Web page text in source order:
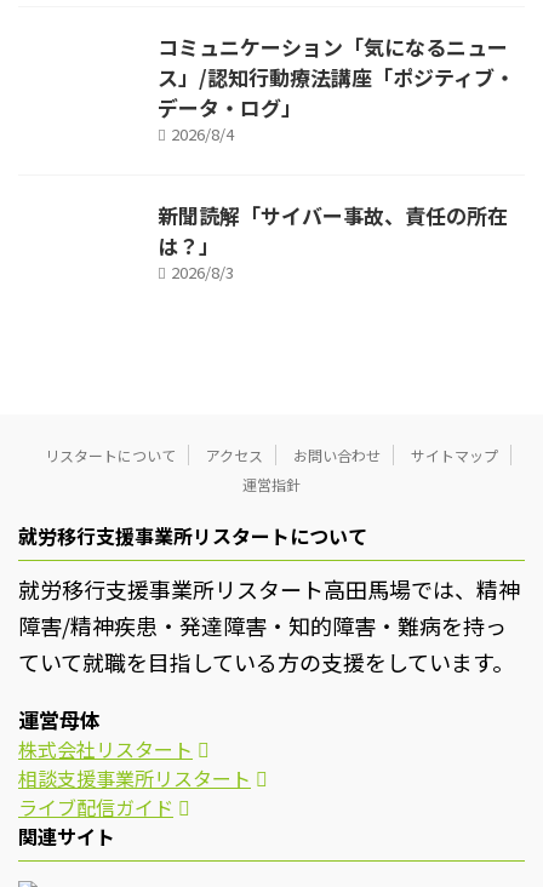
コミュニケーション「気になるニュー
ス」/認知行動療法講座「ポジティブ・
データ・ログ」
2026/8/4
新聞読解「サイバー事故、責任の所在
は？」
2026/8/3
リスタートについて アクセス お問い合わせ
サイトマップ
運営指針
就労移行支援事業所リスタートについて
就労移行支援事業所リスタート高田馬場では、精神
障害/精神疾患・発達障害・知的障害・難病を持っ
ていて就職を目指している方の支援をしています。
運営母体
株式会社リスタート
相談支援事業所リスタート
ライブ配信ガイド
関連サイト